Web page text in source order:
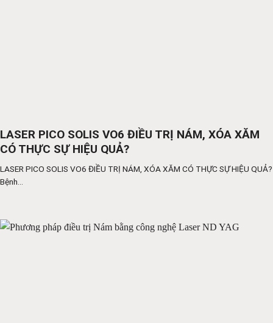
LASER PICO SOLIS VO6 ĐIỀU TRỊ NÁM, XÓA XĂM
CÓ THỰC SỰ HIỆU QUẢ?
LASER PICO SOLIS VO6 ĐIỀU TRỊ NÁM, XÓA XĂM CÓ THỰC SỰ HIỆU QUẢ?
Bệnh...